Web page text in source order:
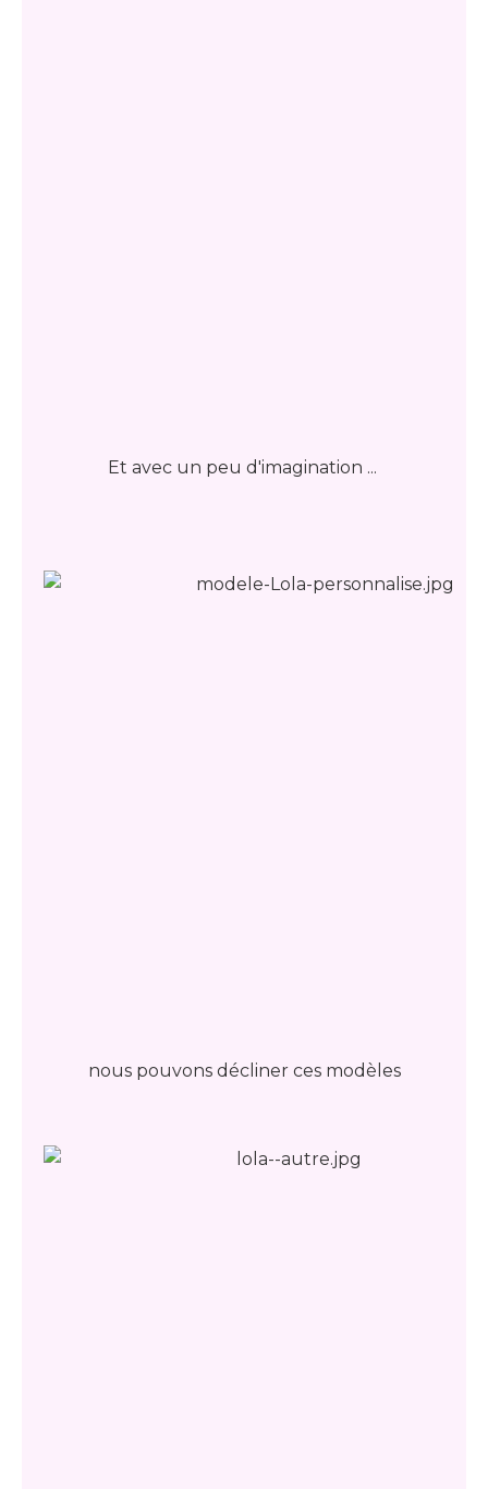
Et avec un peu d'imagination ...
nous pouvons décliner ces modèles